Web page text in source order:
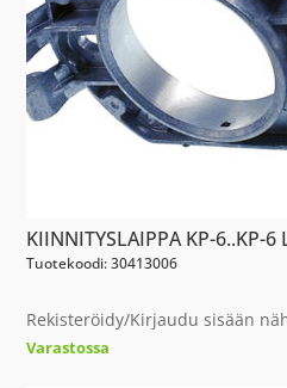
KIINNITYSLAIPPA KP-6..KP-6
Tuotekoodi: 30413006
Rekisteröidy/Kirjaudu sisään
Varastossa